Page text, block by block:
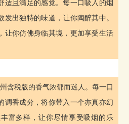
适且满足的感觉。每一口吸入的烟
发出独特的味道，让你陶醉其中。
让你仿佛身临其境，更加享受生活
含税版的香气浓郁而迷人。每一口
调香成分，将你带入一个亦真亦幻
富多样，让你尽情享受吸烟的乐